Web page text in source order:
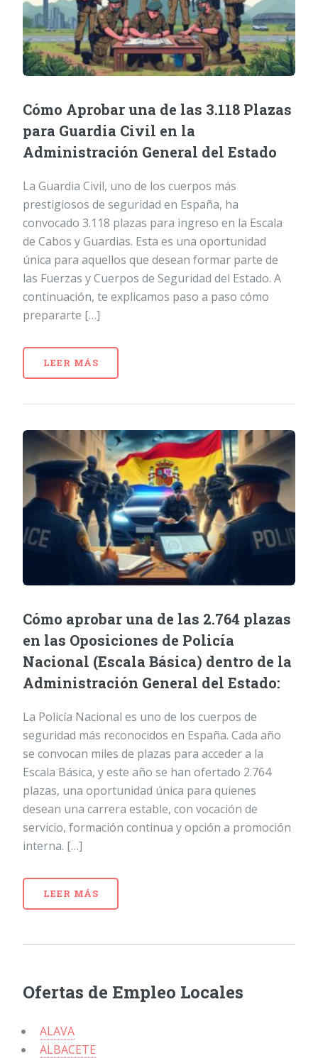
Cómo Aprobar una de las 3.118 Plazas
para Guardia Civil en la
Administración General del Estado
La Guardia Civil, uno de los cuerpos más
prestigiosos de seguridad en España, ha
convocado 3.118 plazas para ingreso en la Escala
de Cabos y Guardias. Esta es una oportunidad
única para aquellos que desean formar parte de
las Fuerzas y Cuerpos de Seguridad del Estado. A
continuación, te explicamos paso a paso cómo
prepararte […]
LEER MÁS
Cómo aprobar una de las 2.764 plazas
en las Oposiciones de Policía
Nacional (Escala Básica) dentro de la
Administración General del Estado:
La Policía Nacional es uno de los cuerpos de
seguridad más reconocidos en España. Cada año
se convocan miles de plazas para acceder a la
Escala Básica, y este año se han ofertado 2.764
plazas, una oportunidad única para quienes
desean una carrera estable, con vocación de
servicio, formación continua y opción a promoción
interna. […]
LEER MÁS
Ofertas de Empleo Locales
ALAVA
ALBACETE